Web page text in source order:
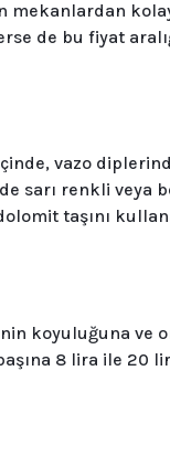
mekanlardan
de bu fiyat
vazo
sarı renkli veya
taşını
koyuluğuna ve
8 lira ile 20